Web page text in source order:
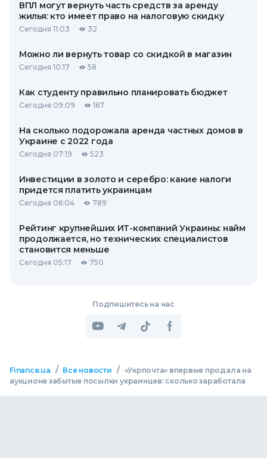
ВПЛ могут вернуть часть средств за аренду
жилья: кто имеет право на налоговую скидку
Сегодня 11:03 32
Можно ли вернуть товар со скидкой в ​​магазин
Сегодня 10:17 58
Как студенту правильно планировать бюджет
Сегодня 09:09 167
На сколько подорожала аренда частных домов в
Украине с 2022 года
Сегодня 07:19 523
Инвестиции в золото и серебро: какие налоги
придется платить украинцам
Сегодня 06:04 789
Рейтинг крупнейших ИТ-компаний Украины: найм
продолжается, но технических специалистов
становится меньше
Сегодня 05:17 750
Подпишитесь на нас
Finance.ua / Все новости / «Укрпочта» впервые продала на
аукционе забытые посылки украинцев: сколько заработала